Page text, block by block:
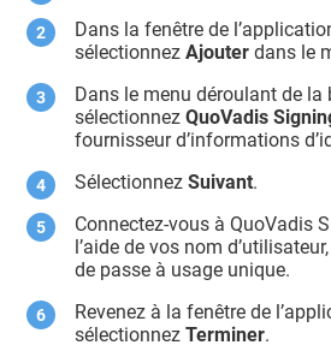
Dans la fenêtre de
sélectionnezAjouter dans le
Dans le menu déroulant de la
sélectionnezQuoVadis
fournisseur d’informations
SélectionnezSuivant.
Connectez-vous à QuoVadis
l’aide de vos nom
de passe à usage unique.
Revenez à la fenêtre de
sélectionnezTerminer.